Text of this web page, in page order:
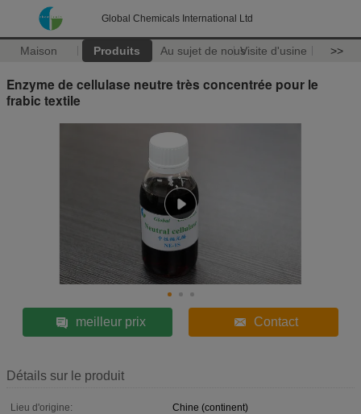
Global Chemicals International Ltd
Maison Produits Au sujet de nousVisite d'usine >>
Enzyme de cellulase neutre très concentrée pour le
frabic textile
meilleur prix Contact
Détails sur le produit
Lieu d'origine:
Chine (continent)